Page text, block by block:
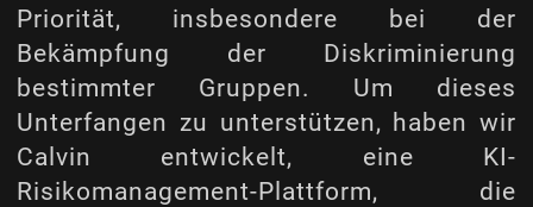
Priorität, insbesondere bei der
Bekämpfung der Diskriminierung
bestimmter Gruppen. Um dieses
Unterfangen zu unterstützen, haben wir
Calvin entwickelt, eine KI-
Risikomanagement-Plattform, die